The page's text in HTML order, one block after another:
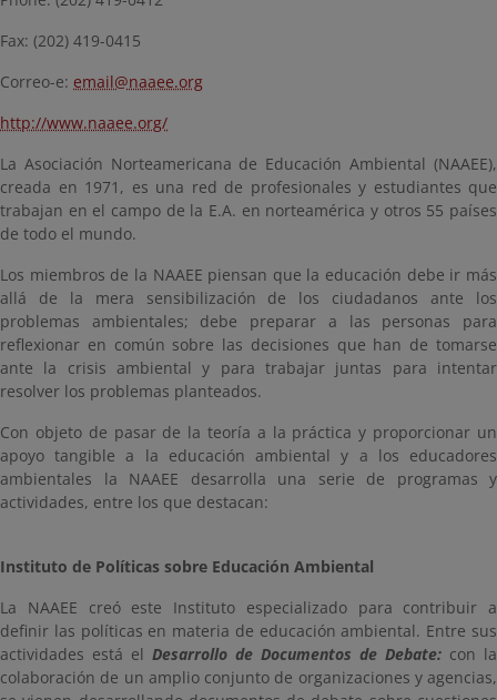
Fax: (202) 419-0415
Correo-e: email@naaee.org
http://www.naaee.org/
La Asociación Norteamericana de Educación Ambiental (NAAEE),
creada en 1971, es una red de profesionales y estudiantes que
trabajan en el campo de la E.A. en norteamérica y otros 55 países
de todo el mundo.
Los miembros de la NAAEE piensan que la educación debe ir más
allá de la mera sensibilización de los ciudadanos ante los
problemas ambientales; debe preparar a las personas para
reflexionar en común sobre las decisiones que han de tomarse
ante la crisis ambiental y para trabajar juntas para intentar
resolver los problemas planteados.
Con objeto de pasar de la teoría a la práctica y proporcionar un
apoyo tangible a la educación ambiental y a los educadores
ambientales la NAAEE desarrolla una serie de programas y
actividades, entre los que destacan:
Instituto de Políticas sobre Educación Ambiental
La NAAEE creó este Instituto especializado para contribuir a
definir las políticas en materia de educación ambiental. Entre sus
actividades está el Desarrollo de Documentos de Debate: con la
colaboración de un amplio conjunto de organizaciones y agencias,